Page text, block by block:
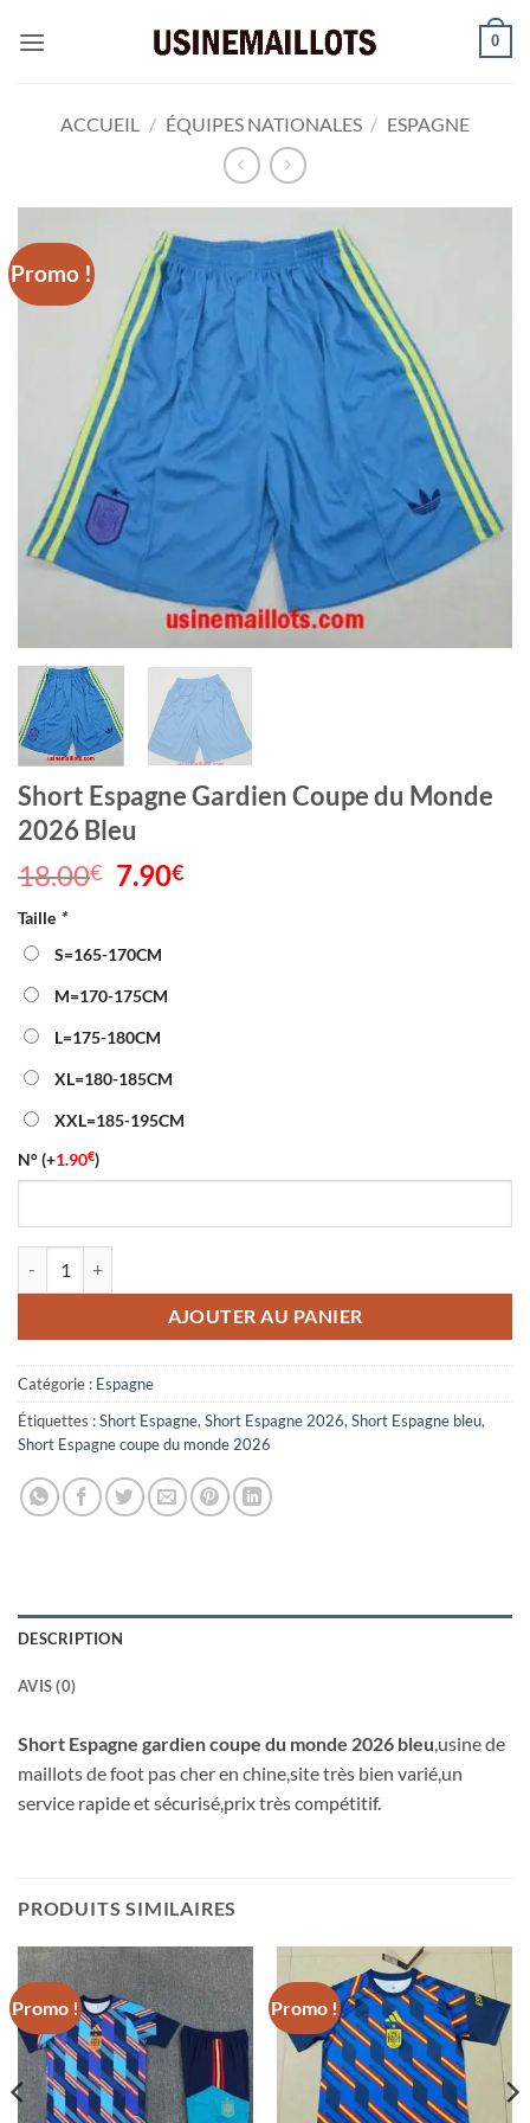
0
ACCUEIL / ÉQUIPES NATIONALES / ESPAGNE
Promo !
Short Espagne Gardien Coupe du Monde
2026 Bleu
18.00€ Le
était :
18.00€.
7.90€
Taille *
S=165-170CM
M=170-175CM
L=175-180CM
XL=180-185CM
XXL=185-195CM
N°(+1.90€)
quantité de Short Espagne Gardien Coupe du Monde 2026 Bleu
AJOUTER AU PANIER
Catégorie : Espagne
Étiquettes :Short Espagne, Short Espagne 2026, Short Espagne bleu,
Short Espagne coupe du monde 2026
DESCRIPTION
AVIS (0)
Short Espagne gardien coupe du monde 2026 bleu ,usine de
maillots de foot pas cher en chine,site très bien varié,un
service rapide et sécurisé,prix très compétitif.
PRODUITS SIMILAIRES
Promo ! Promo !